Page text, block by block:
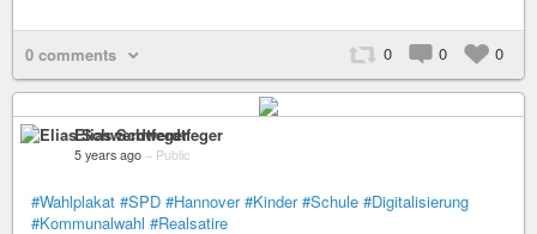
0 0 0
0 comments
Elias Schwerdtfeger
5 years ago – Public
#Wahlplakat #SPD #Hannover #Kinder #Schule #Digitalisierung
#Kommunalwahl #Realsatire